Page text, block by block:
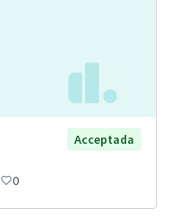
Acceptada
0